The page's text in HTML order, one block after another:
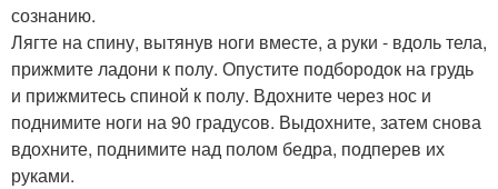
сознанию.
Лягте на спину, вытянув ноги вместе, а руки - вдоль тела,
прижмите ладони к полу. Опустите подбородок на грудь
и прижмитесь спиной к полу. Вдохните через нос и
поднимите ноги на 90 градусов. Выдохните, затем снова
вдохните, поднимите над полом бедра, подперев их
руками.